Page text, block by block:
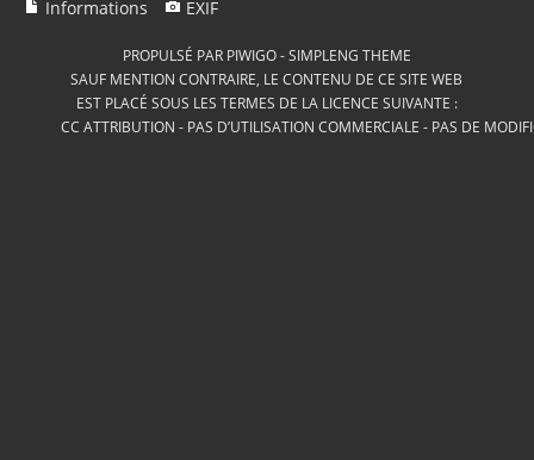
Informations EXIF
PROPULSÉ PAR PIWIGO-SIMPLENG THEME
SAUF MENTION CONTRAIRE, LE CONTENU DE CE SITE WEB
EST PLACÉ SOUS LES TERMES DE LA LICENCE SUIVANTE :
CC ATTRIBUTION - PAS D’UTILISATION COMMERCIALE - PAS DE